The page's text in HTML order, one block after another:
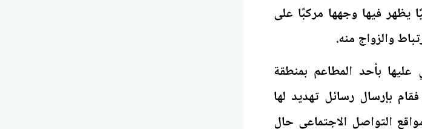
يظهر فيها وجهها مركبًا على
والزواج منه.
بأحد المطاعم بمنطقة
بإرسال رسائل تهديد لها
التواصل الاجتماعي حال